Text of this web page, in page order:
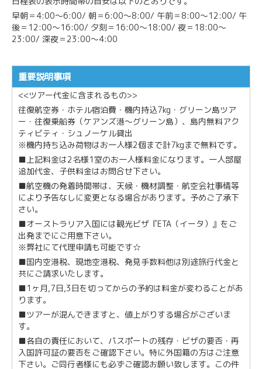
早朝＝4:00～6:00/ 朝＝6:00～8:00/ 午前＝8:00～12:00/ 午
後＝12:00～16:00/ 夕刻＝16:00～18:00/ 夜＝18:00～
23:00/ 深夜＝23:00～4:00
重要説明事項
<<ツアー代金に含まれるもの>>
往復航空券・ホテル宿泊費・機内持込7kg・グリーン島ツア
ー・往復乗船券（ケアンズ港～グリーン島）、島内無料アク
ティビティ・シュノーケル貸出
※機内持ち込み荷物はお一人様2個まで計7kgまで無料です。
■上記料金は2名様1室のお一人様料金になります。一人部屋
追加代金、子供料金はお問合せ下さい。
■航空機の発着時間帯は、天候・機材調整・航空会社事情等
により予告なしに変更となる場合があります。予めご了承下
さい。
■オーストラリア入国には観光ビザ『ETA（イータ）』をご
出発までにご用意下さい。
※弊社にて代理申請も可能です☆
■国内空港税、現地空港税、発見手数料他は別途旅行代金と
共にご請求いたします。
■1ヶ月,7日,3日を切ってからの予約は料金が変わることがあ
ります。
■ツアーが混んできますと、値上がりする場合がございま
す。
■各自の責任において、パスポートの残存・ビザの要否・再
入国許可証の要否をご確認下さい。特に外国籍の方はご注意
下さい。ご同行者様にも必ずご確認お願い致します。この件